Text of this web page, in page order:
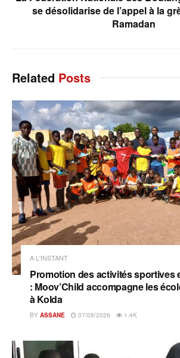
se désolidarise de l’appel à la
Ramadan
Related Posts
A L'INSTANT
Promotion des activités sportives
: Moov’Child accompagne les
à Kolda
BY ASSANE 07/08/2026 1.4K